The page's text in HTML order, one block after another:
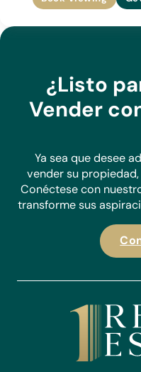
¿Listo
Vender
Ya sea que desee
vender su
Conéctese con
transforme sus